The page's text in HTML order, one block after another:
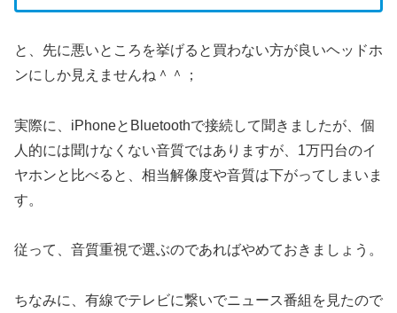
と、先に悪いところを挙げると買わない方が良いヘッドホ
ンにしか見えませんね＾＾；
実際に、iPhoneとBluetoothで接続して聞きましたが、個
人的には聞けなくない音質ではありますが、1万円台のイ
ヤホンと比べると、相当解像度や音質は下がってしまいま
す。
従って、音質重視で選ぶのであればやめておきましょう。
ちなみに、有線でテレビに繋いでニュース番組を見たので